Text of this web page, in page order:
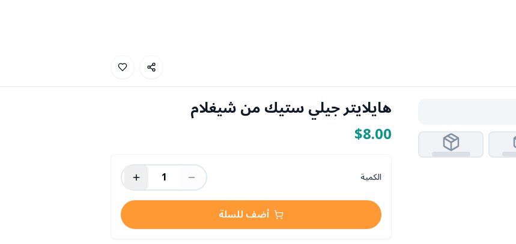
هايلايتر جيلي ستيك من شيغلام
$8.00
الكمية
1
أضف للسلة